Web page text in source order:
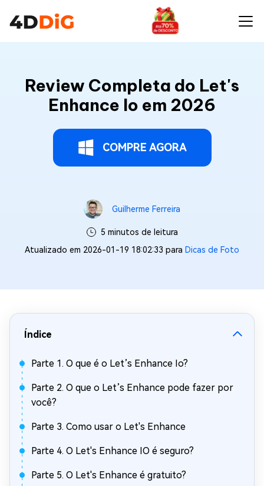
Review Completa do Let's
Enhance Io em 2026
COMPRE AGORA
Guilherme Ferreira
5 minutos de leitura
Atualizado em 2026-01-19 18:02:33 para Dicas de Foto
Índice
Parte 1. O que é o Let’s Enhance Io?
Parte 2. O que o Let’s Enhance pode fazer por
você?
Parte 3. Como usar o Let's Enhance
Parte 4. O Let's Enhance IO é seguro?
Parte 5. O Let's Enhance é gratuito?